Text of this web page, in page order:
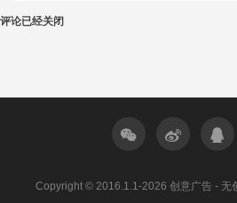
评论已经关闭
Copyright © 2016.1.1-2026 创意广告 - 无